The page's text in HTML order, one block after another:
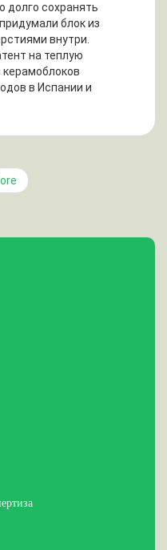
долго сохранять
блок из
внутри.
на теплую
в Испании и